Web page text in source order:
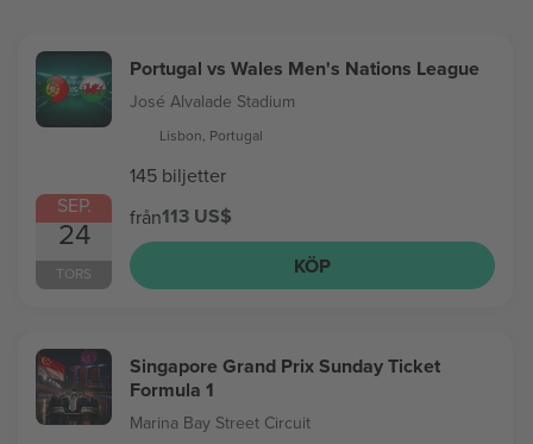
SEP.
24
TORS
Portugal vs Wales Men's Nations League
José Alvalade Stadium
Lisbon, Portugal
145 biljetter
från113 US$
KÖP
Singapore Grand Prix Sunday Ticket
Formula 1
Marina Bay Street Circuit